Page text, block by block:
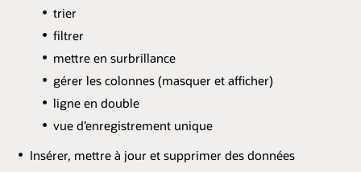
trier
filtrer
mettre en surbrillance
gérer les colonnes (masquer et afficher)
ligne en double
vue d’enregistrement unique
Insérer, mettre à jour et supprimer des données